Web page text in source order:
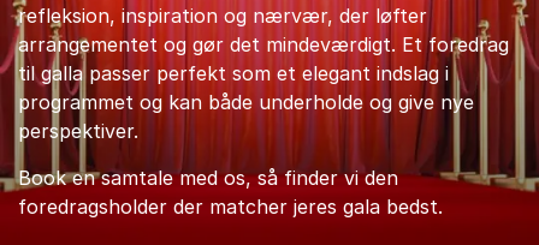
refleksion, inspiration og nærvær, der løfter
arrangementet og gør det mindeværdigt. Et foredrag
til galla passer perfekt som et elegant indslag i
programmet og kan både underholde og give nye
perspektiver.
Book en samtale med os, så finder vi den
foredragsholder der matcher jeres gala bedst.